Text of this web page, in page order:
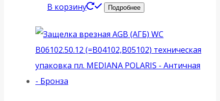
В корзину
Подробнее